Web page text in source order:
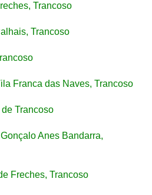
Trancoso
Trancoso
Franca das Naves, Trancoso
Trancoso
Anes Bandarra,
Freches, Trancoso